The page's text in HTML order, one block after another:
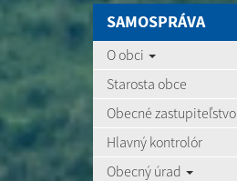
SAMOSPRÁVA
O obci
Starosta obce
Obecné zastupiteľstvo
Hlavný kontrolór
Obecný úrad